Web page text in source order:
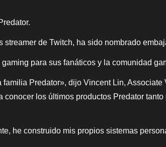
de Twitch, ha sido nombrado
para sus fanáticos y la comunidad
Predator», dijo Vincent Lin,
los últimos productos Predator
he construido mis propios sistemas